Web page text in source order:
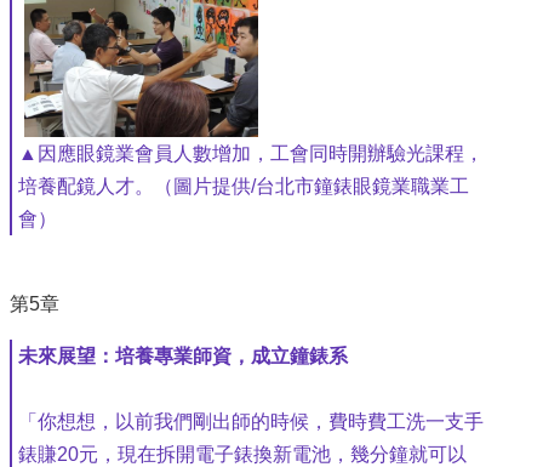
▲因應眼鏡業會員人數增加，工會同時開辦驗光課程，
培養配鏡人才。（圖片提供/台北市鐘錶眼鏡業職業工
會）
第5章
未來展望：培養專業師資，成立鐘錶系
「你想想，以前我們剛出師的時候，費時費工洗一支手
錶賺20元，現在拆開電子錶換新電池，幾分鐘就可以